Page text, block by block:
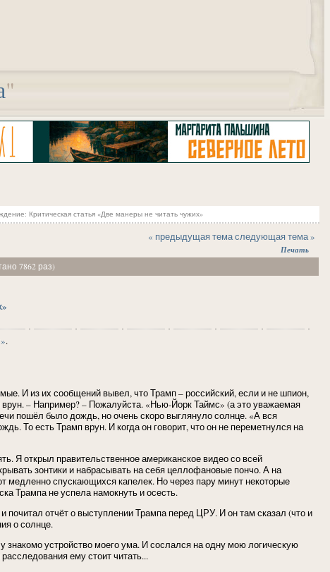
"
Критическая статья «Две манеры не читать чужих»
« предыдущая темаследующая тема »
Печать
7862 раз)
.
И из их сообщений вывел, что Трамп – российский, если и не шпион,
– Например? – Пожалуйста. «Нью-Йорк Таймс» (а это уважаемая
пошёл было дождь, но очень скоро выглянуло солнце. «А вся
То есть Трамп врун. И когда он говорит, что он не переметнулся на
Я открыл правительственное американское видео со всей
зонтики и набрасывать на себя целлофановые пончо. А на
медленно спускающихся капелек. Но через пару минут некоторые
Трампа не успела намокнуть и осесть.
отчёт о выступлении Трампа перед ЦРУ. И он там сказал (что и
о солнце.
знакомо устройство моего ума. И сослался на одну мою логическую
ему стоит читать...